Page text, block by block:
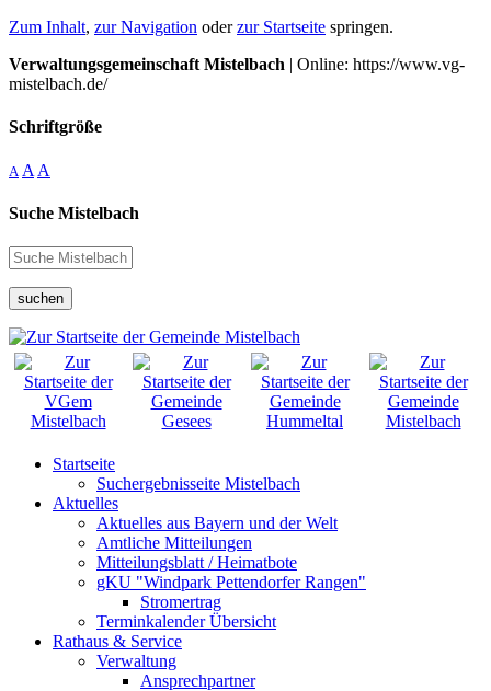
Zum Inhalt, zur Navigation oderzur Startseite springen.
Verwaltungsgemeinschaft Mistelbach | Online: https://www.vg-
mistelbach.de/
Schriftgröße
A A A
Suche Mistelbach
suchen
Startseite
Suchergebnisseite Mistelbach
Aktuelles
Aktuelles aus Bayern und der Welt
Amtliche Mitteilungen
Mitteilungsblatt / Heimatbote
gKU "Windpark Pettendorfer Rangen"
Stromertrag
Terminkalender Übersicht
Rathaus & Service
Verwaltung
Ansprechpartner